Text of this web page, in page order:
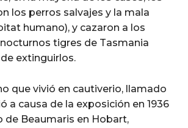
los perros salvajes y la mala
humano), y cazaron a los
tigres de Tasmania
extinguirlos.
que vivió en cautiverio, llamado
a causa de la exposición en 1936
de Beaumaris en Hobart,